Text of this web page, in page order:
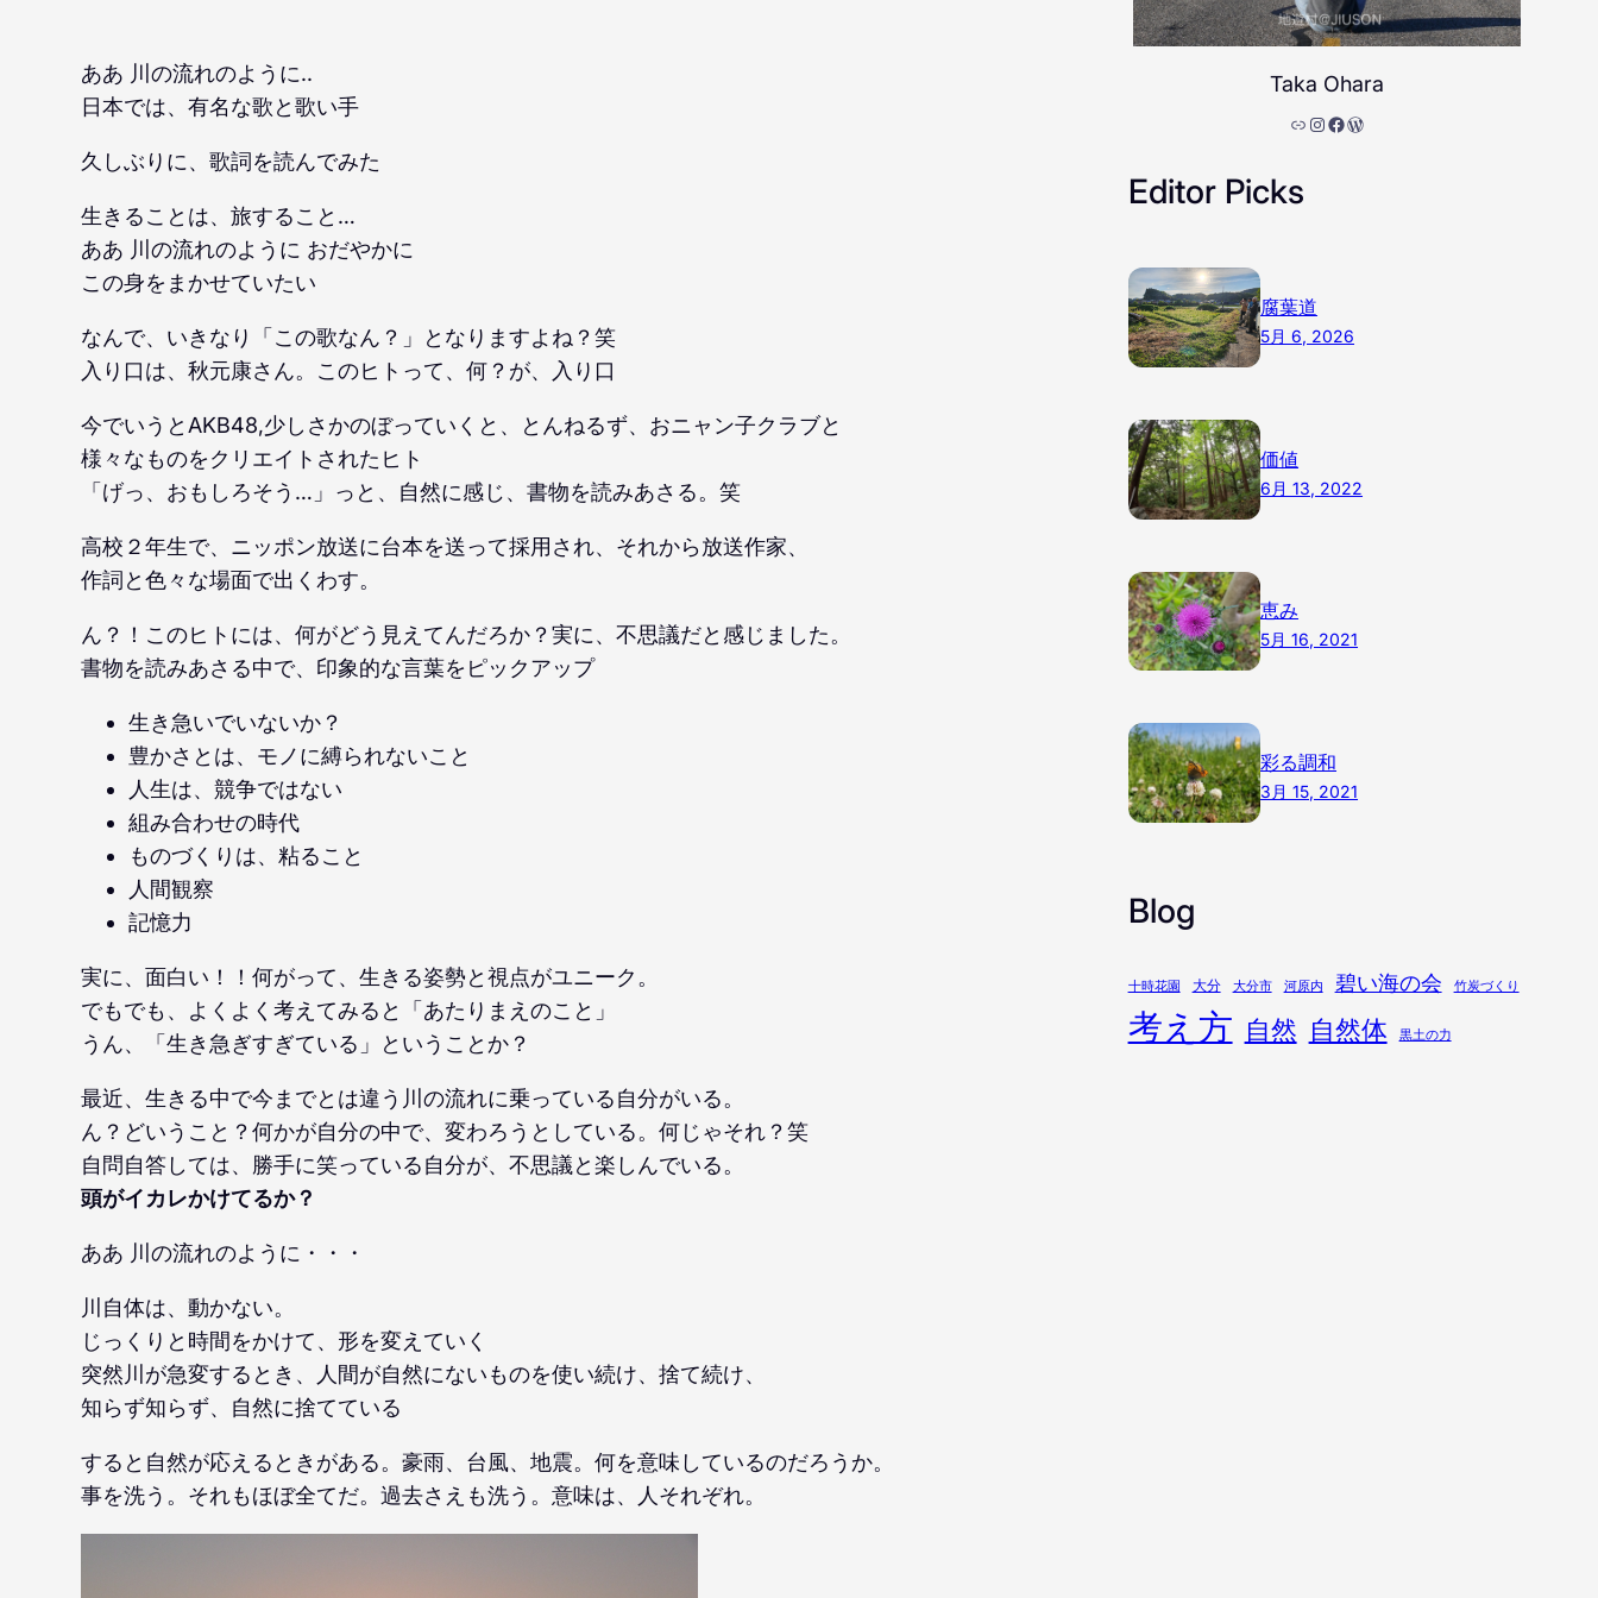
ああ 川の流れのように..
日本では、有名な歌と歌い手
久しぶりに、歌詞を読んでみた
生きることは、旅すること…
ああ 川の流れのように おだやかに
この身をまかせていたい
なんで、いきなり「この歌なん？」となりますよね？笑
入り口は、秋元康さん。このヒトって、何？が、入り口
今でいうとAKB48,少しさかのぼっていくと、とんねるず、おニャン子クラブと
様々なものをクリエイトされたヒト
「げっ、おもしろそう…」っと、自然に感じ、書物を読みあさる。笑
高校２年生で、ニッポン放送に台本を送って採用され、それから放送作家、
作詞と色々な場面で出くわす。
ん？！このヒトには、何がどう見えてんだろか？実に、不思議だと感じました。
書物を読みあさる中で、印象的な言葉をピックアップ
生き急いでいないか？
豊かさとは、モノに縛られないこと
人生は、競争ではない
組み合わせの時代
ものづくりは、粘ること
人間観察
記憶力
実に、面白い！！何がって、生きる姿勢と視点がユニーク。
でもでも、よくよく考えてみると「あたりまえのこと」
うん、「生き急ぎすぎている」ということか？
最近、生きる中で今までとは違う川の流れに乗っている自分がいる。
ん？どいうこと？何かが自分の中で、変わろうとしている。何じゃそれ？笑
自問自答しては、勝手に笑っている自分が、不思議と楽しんでいる。
頭がイカレかけてるか？
ああ 川の流れのように・・・
川自体は、動かない。
じっくりと時間をかけて、形を変えていく
突然川が急変するとき、人間が自然にないものを使い続け、捨て続け、
知らず知らず、自然に捨てている
すると自然が応えるときがある。豪雨、台風、地震。何を意味しているのだろうか。
事を洗う。それもほぼ全てだ。過去さえも洗う。意味は、人それぞれ。
Taka Ohara
リンク Instagram Facebook WordPress
Editor Picks
腐葉道
5月 6, 2026
価値
6月 13, 2022
恵み
5月 16, 2021
彩る調和
3月 15, 2021
Blog
十時花園 大分 大分市 河原内 碧い海の会 竹炭づくり
考え方 自然 自然体 黒土の力